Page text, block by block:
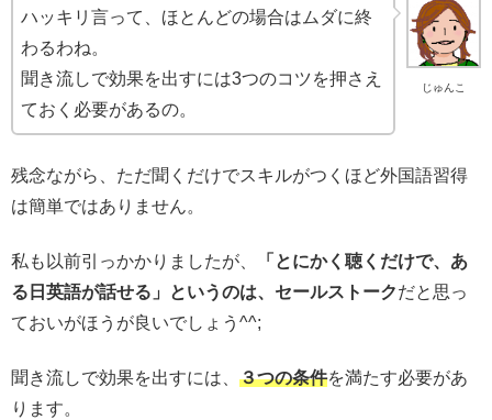
じゅんこ
ハッキリ言って、ほとんどの場合はムダに終
わるわね。
聞き流しで効果を出すには3つのコツを押さえ
ておく必要があるの。
残念ながら、ただ聞くだけでスキルがつくほど外国語習得
は簡単ではありません。
私も以前引っかかりましたが、
「とにかく聴くだけで、あ
る日英語が話せる」というのは、セールストークだと思っ
ておいがほうが良いでしょう^^;
聞き流しで効果を出すには、 ３つの条件を満たす必要があ
ります。